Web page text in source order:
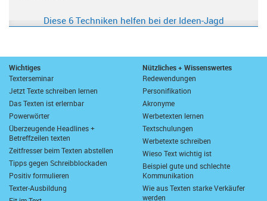
Diese 6 Techniken helfen bei der Ideen-Jagd
Wichtiges
Texterseminar
Jetzt Texte schreiben lernen
Das Texten ist erlernbar
Powerwörter
Überzeugende Headlines +
Betreffzeilen texten
Zeitfresser beim Texten abstellen
Tipps gegen Schreibblockaden
Positiv formulieren
Texter-Ausbildung
Nützliches + Wissenswertes
Redewendungen
Personifikation
Akronyme
Werbetexten lernen
Textschulungen
Werbetexte schreiben
Wieso Text wichtig ist
Beispiel gute und schlechte
Kommunikation
Wie aus Texten starke Verkäufer
werden